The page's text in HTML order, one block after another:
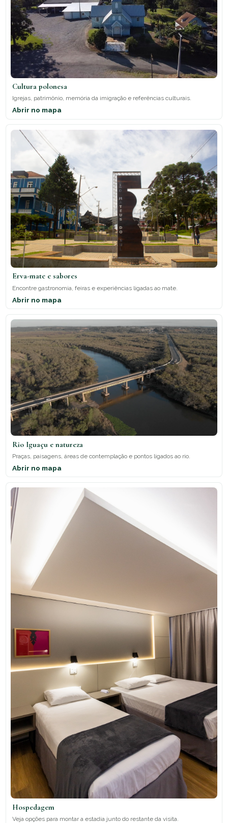
Cultura polonesa
Igrejas, patrimônio, memória da imigração e referências culturais.
Abrir no mapa
Erva-mate e sabores
Encontre gastronomia, feiras e experiências ligadas ao mate.
Abrir no mapa
Rio Iguaçu e natureza
Praças, paisagens, áreas de contemplação e pontos ligados ao rio.
Abrir no mapa
Hospedagem
Veja opções para montar a estadia junto do restante da visita.